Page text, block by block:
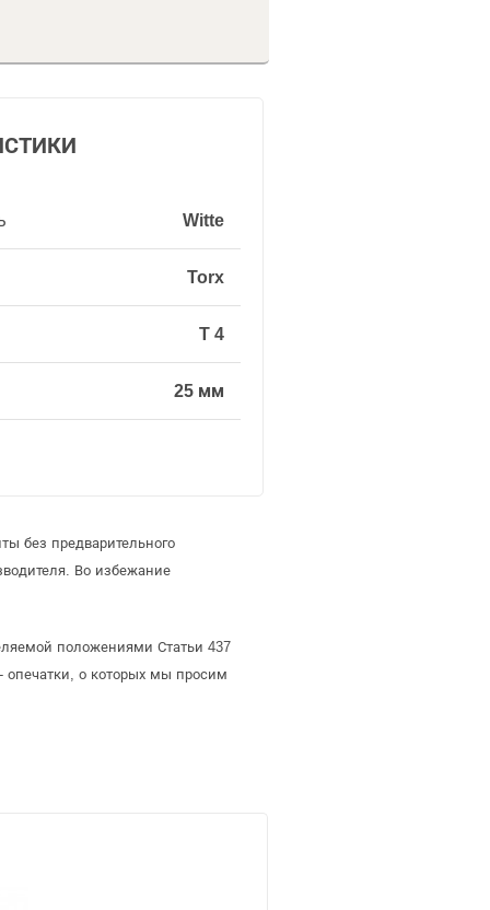
Witte
Torx
T 4
25 мм
без предварительного
Во избежание
положениями Статьи 437
опечатки, о которых мы просим